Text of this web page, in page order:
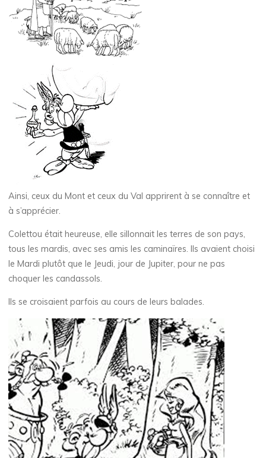
Ainsi, ceux du Mont et ceux du Val apprirent à se connaître et
à s’apprécier.
Colettou était heureuse, elle sillonnait les terres de son pays,
tous les mardis, avec ses amis les caminaïres. Ils avaient choisi
le Mardi plutôt que le Jeudi, jour de Jupiter, pour ne pas
choquer les candassols.
Ils se croisaient parfois au cours de leurs balades.